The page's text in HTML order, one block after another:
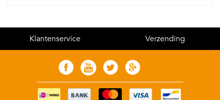
Klantenservice Verzending